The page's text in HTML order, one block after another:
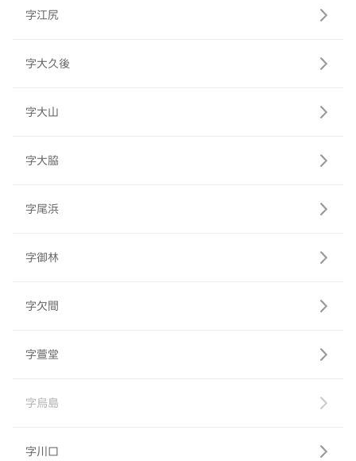
字江尻
字大久後
字大山
字大脇
字尾浜
字御林
字欠間
字萱堂
字烏島
字川口